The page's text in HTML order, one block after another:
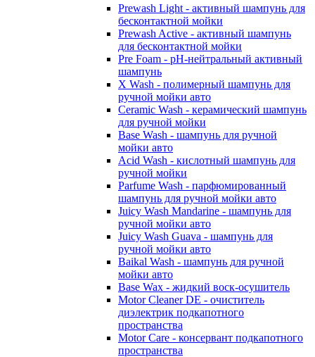
Prewash Light - активный шампунь для
бесконтактной мойки
Prewash Active - активный шампунь
для бесконтактной мойки
Pre Foam - pH-нейтральный активный
шампунь
X Wash - полимерный шампунь для
ручной мойки авто
Ceramic Wash - керамический шампунь
для ручной мойки
Base Wash - шампунь для ручной
мойки авто
Acid Wash - кислотный шампунь для
ручной мойки
Parfume Wash - парфюмированный
шампунь для ручной мойки авто
Juicy Wash Mandarine - шампунь для
ручной мойки авто
Juicy Wash Guava - шампунь для
ручной мойки авто
Baikal Wash - шампунь для ручной
мойки авто
Base Wax - жидкий воск-осушитель
Motor Cleaner DE - очиститель
диэлектрик подкапотного
пространства
Motor Care - консервант подкапотного
пространства